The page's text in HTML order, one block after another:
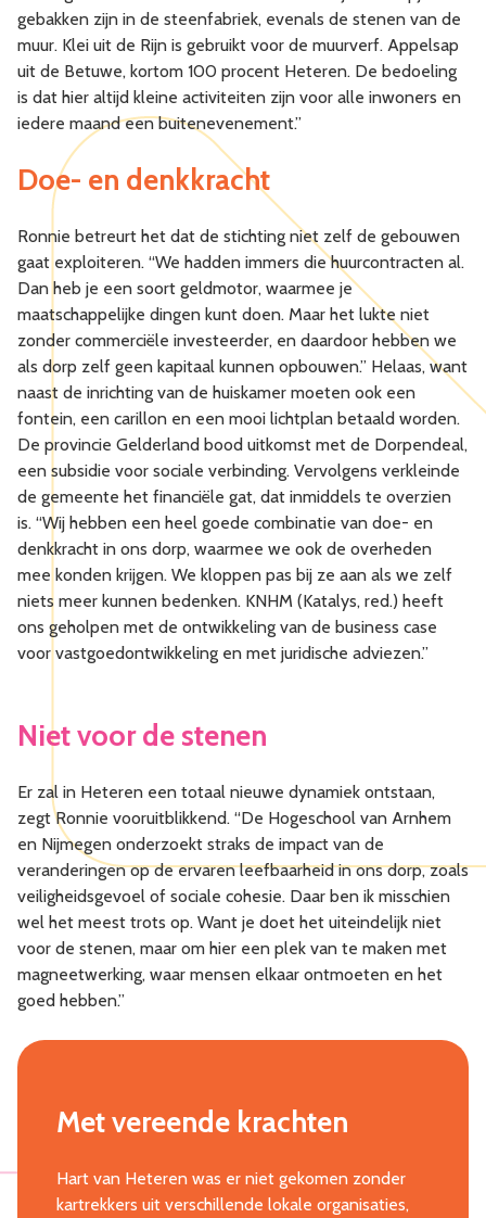
gebakken zijn in de steenfabriek, evenals de stenen van de
muur. Klei uit de Rijn is gebruikt voor de muurverf. Appelsap
uit de Betuwe, kortom 100 procent Heteren. De bedoeling
is dat hier altijd kleine activiteiten zijn voor alle inwoners en
iedere maand een buitenevenement.”
Doe- en denkkracht
Ronnie betreurt het dat de stichting niet zelf de gebouwen
gaat exploiteren. “We hadden immers die huurcontracten al.
Dan heb je een soort geldmotor, waarmee je
maatschappelijke dingen kunt doen. Maar het lukte niet
zonder commerciële investeerder, en daardoor hebben we
als dorp zelf geen kapitaal kunnen opbouwen.” Helaas, want
naast de inrichting van de huiskamer moeten ook een
fontein, een carillon en een mooi lichtplan betaald worden.
De provincie Gelderland bood uitkomst met de Dorpendeal,
een subsidie voor sociale verbinding. Vervolgens verkleinde
de gemeente het financiële gat, dat inmiddels te overzien
is. “Wij hebben een heel goede combinatie van doe- en
denkkracht in ons dorp, waarmee we ook de overheden
mee konden krijgen. We kloppen pas bij ze aan als we zelf
niets meer kunnen bedenken. KNHM (Katalys, red.) heeft
ons geholpen met de ontwikkeling van de business case
voor vastgoedontwikkeling en met juridische adviezen.”
Niet voor de stenen
Er zal in Heteren een totaal nieuwe dynamiek ontstaan,
zegt Ronnie vooruitblikkend. “De Hogeschool van Arnhem
en Nijmegen onderzoekt straks de impact van de
veranderingen op de ervaren leefbaarheid in ons dorp, zoals
veiligheidsgevoel of sociale cohesie. Daar ben ik misschien
wel het meest trots op. Want je doet het uiteindelijk niet
voor de stenen, maar om hier een plek van te maken met
magneetwerking, waar mensen elkaar ontmoeten en het
goed hebben.”
Met vereende krachten
Hart van Heteren was er niet gekomen zonder
kartrekkers uit verschillende lokale organisaties,